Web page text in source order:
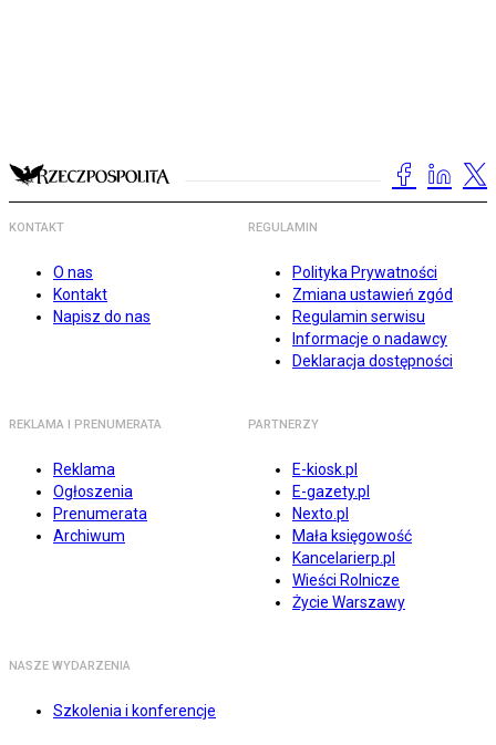
KONTAKT
O nas
Kontakt
Napisz do nas
REGULAMIN
Polityka Prywatności
Zmiana ustawień zgód
Regulamin serwisu
Informacje o nadawcy
Deklaracja dostępności
REKLAMA I PRENUMERATA
Reklama
Ogłoszenia
Prenumerata
Archiwum
PARTNERZY
E-kiosk.pl
E-gazety.pl
Nexto.pl
Mała księgowość
Kancelarierp.pl
Wieści Rolnicze
Życie Warszawy
NASZE WYDARZENIA
Szkolenia i konferencje